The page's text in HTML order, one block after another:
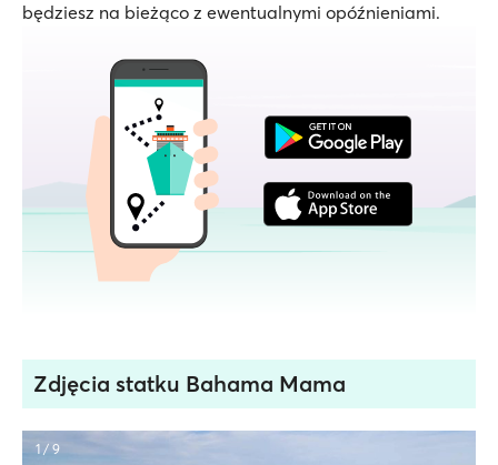
będziesz na bieżąco z ewentualnymi opóźnieniami.
Zdjęcia statku Bahama Mama
1 / 9